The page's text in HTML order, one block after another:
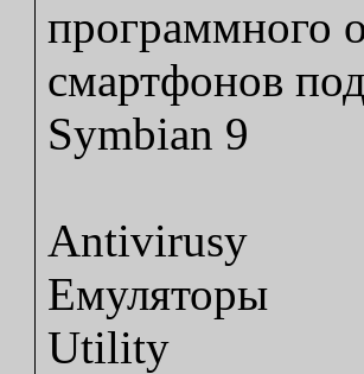
программного
смартфонов
Symbian 9
Antivirusy
Eмуляторы
Utility